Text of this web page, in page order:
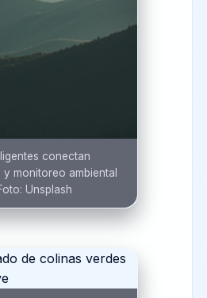
conectan
monitoreo ambiental
Unsplash